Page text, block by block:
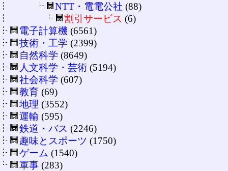
NTT・電電公社 (88)
割引サービス (6)
電子計算機 (6561)
技術・工学 (2399)
自然科学 (8649)
人文科学・芸術 (5194)
社会科学 (607)
教育 (69)
地理 (3552)
運輸 (595)
鉄道・バス (2246)
趣味とスポーツ (1750)
ゲーム (1540)
軍事 (283)